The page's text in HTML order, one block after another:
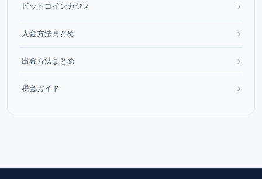
ビットコインカジノ ›
入金方法まとめ ›
出金方法まとめ ›
税金ガイド ›